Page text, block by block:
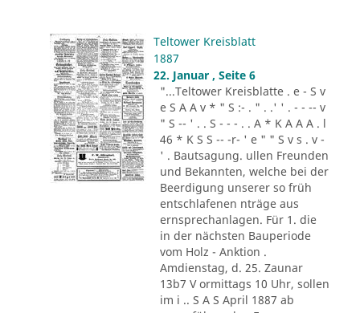
Teltower Kreisblatt
1887
22. Januar , Seite 6
"...Teltower Kreisblatte . e - S v
e S A A v * " S :- . " . .' ' . - - -- v
" S -- ' . . S - - - . . A * K A A A . l
46 * K S S -- -r- ' e " " S v s . v -
' . Bautsagung. ullen Freunden
und Bekannten, welche bei der
Beerdigung unserer so früh
entschlafenen nträge aus
ernsprechanlagen. Für 1. die
in der nächsten Bauperiode
vom Holz - Anktion .
Amdienstag, d. 25. Zaunar
13b7 V ormittags 10 Uhr, sollen
im i .. S A S April 1887 ab